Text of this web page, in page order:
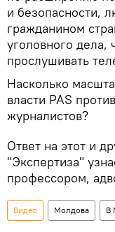
и безопасности,
гражданином
уголовного дела,
прослушивать
Насколько
власти PAS
журналистов?
Ответ на этот и
"Экспертиза"
профессором,
Видео Молдова В